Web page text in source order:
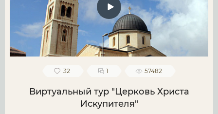
32 1 57482
Виртуальный тур "Церковь Христа
Искупителя"